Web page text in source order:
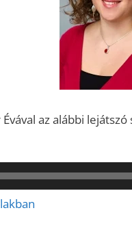
az alábbi